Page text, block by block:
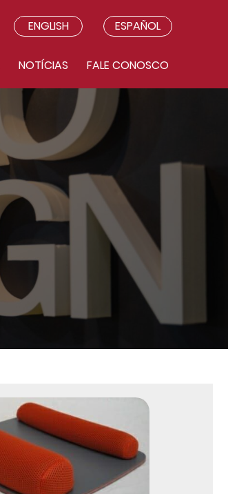
ENGLISH ESPAÑOL
NOTÍCIAS FALE CONOSCO